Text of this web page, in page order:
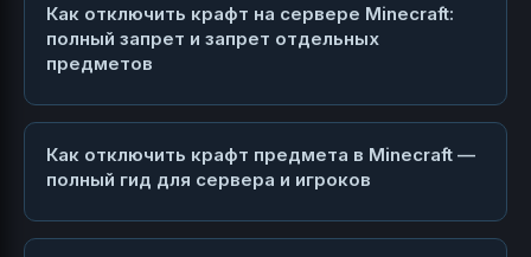
Как отключить крафт на сервере Minecraft:
полный запрет и запрет отдельных
предметов
Как отключить крафт предмета в Minecraft —
полный гид для сервера и игроков